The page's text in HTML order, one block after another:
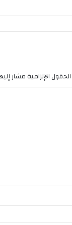
الحقول الإلزامية مشار